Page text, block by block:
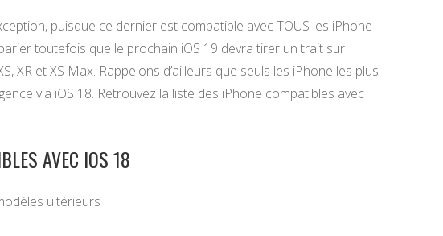
puisque ce dernier est compatible avec TOUS les iPhone
toutefois que le prochain iOS 19 devra tirer un trait sur
XR et XS Max. Rappelons d’ailleurs que seuls les iPhone les plus
via iOS 18. Retrouvez la liste des iPhone compatibles avec
AVEC IOS 18
ultérieurs